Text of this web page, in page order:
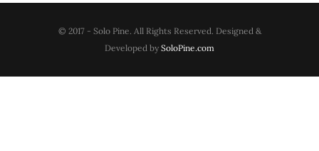
© 2017 - Solo Pine. All Rights Reserved. Designed &
Developed by SoloPine.com